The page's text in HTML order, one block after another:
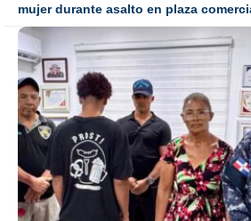
mujer durante asalto en plaza